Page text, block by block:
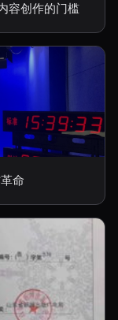
容创作的门槛
命